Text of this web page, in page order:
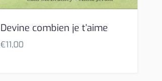
Devine combien je t’aime
€11,00